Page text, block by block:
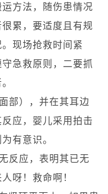
方法，随伤患情况
累，要适度且有规
现场抢救时间紧
急救原则，二要抓
部），并在其耳边
应，婴儿采用拍击
有意识。
反应，表明其已无
呀！救命啊！